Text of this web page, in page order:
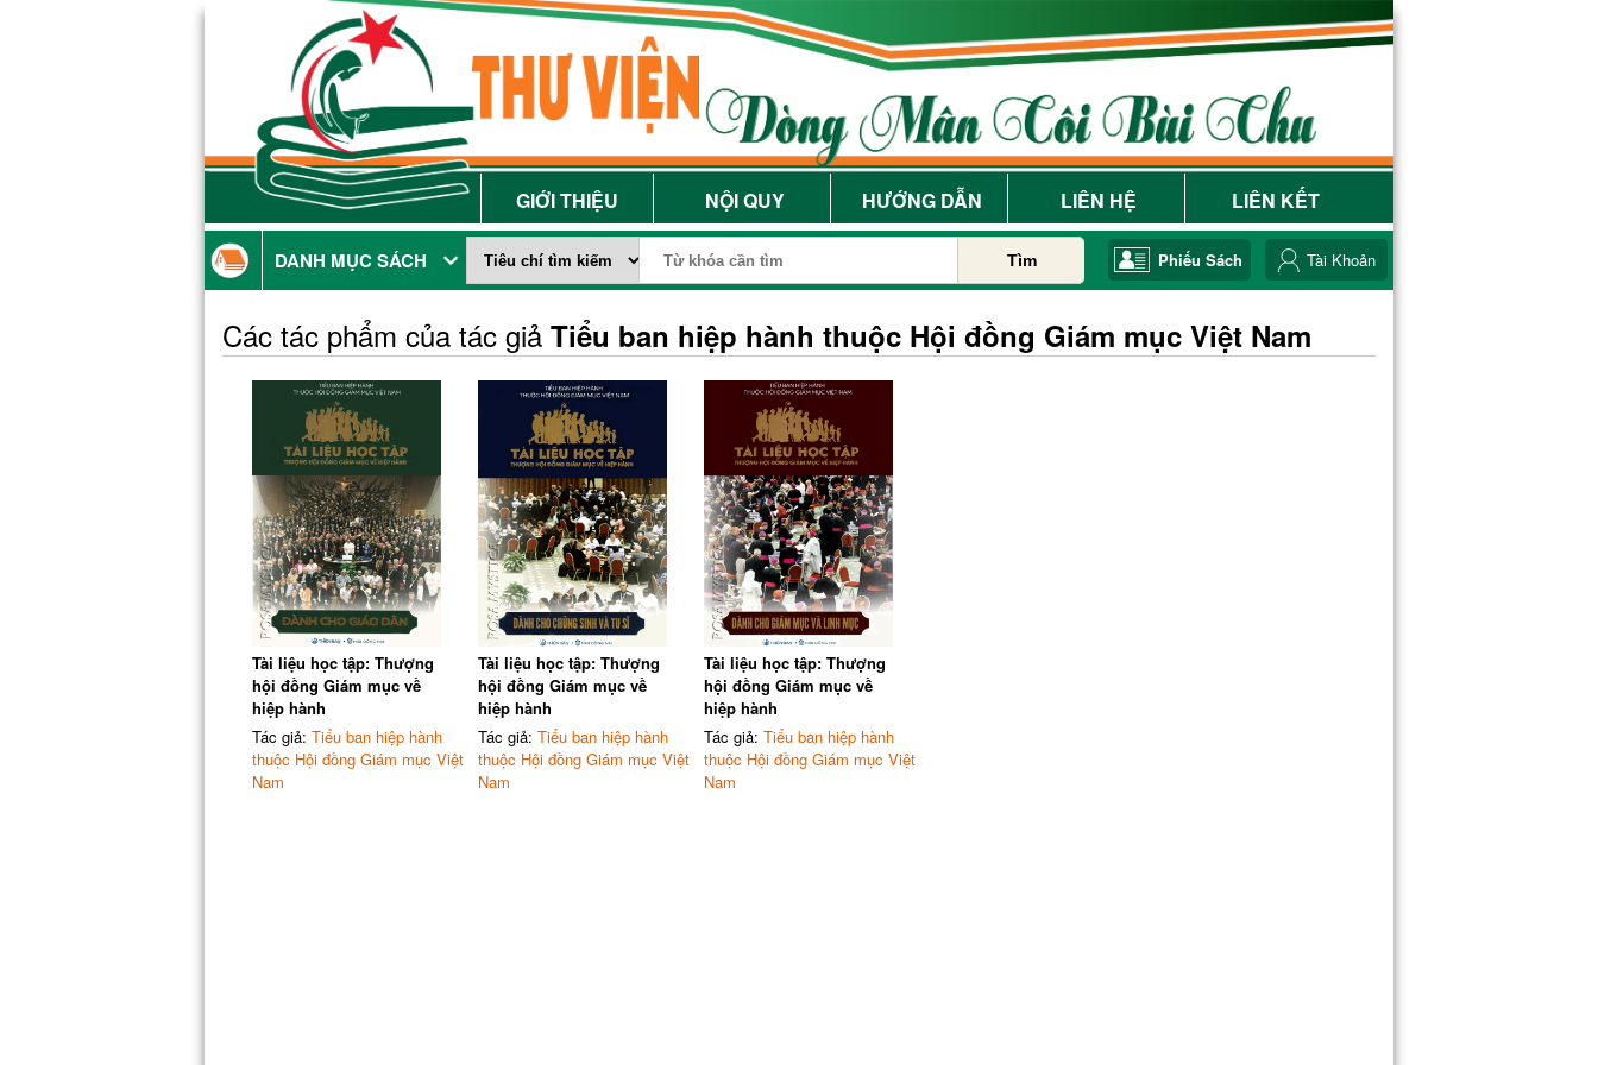
GIỚI THIỆU NỘI QUY HƯỚNG DẪN LIÊN HỆ LIÊN KẾT
DANH MỤC SÁCH Tìm Phiếu Sách Tài Khoản
Các tác phẩm của tác giả Tiểu ban hiệp hành thuộc Hội đồng Giám mục Việt Nam
Tài liệu học tập: Thượng
hội đồng Giám mục về
hiệp hành
Tác giả: Tiểu ban hiệp hành
thuộc Hội đồng Giám mục Việt
Nam
Tài liệu học tập: Thượng
hội đồng Giám mục về
hiệp hành
Tác giả: Tiểu ban hiệp hành
thuộc Hội đồng Giám mục Việt
Nam
Tài liệu học tập: Thượng
hội đồng Giám mục về
hiệp hành
Tác giả: Tiểu ban hiệp hành
thuộc Hội đồng Giám mục Việt
Nam